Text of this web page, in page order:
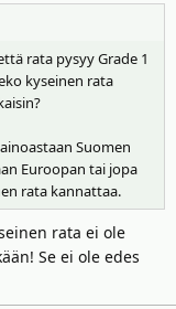
rata pysyy Grade 1
kyseinen rata
Suomen
Euroopan tai jopa
rata kannattaa.
rata ei ole
Se ei ole edes